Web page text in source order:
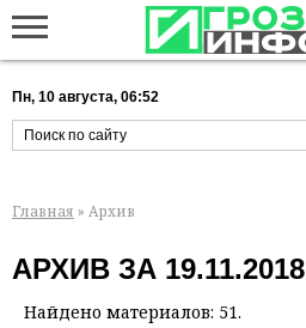
Пн, 10 августа, 06:52
Главная » Архив
АРХИВ ЗА 19.11.2018
Найдено материалов: 51.